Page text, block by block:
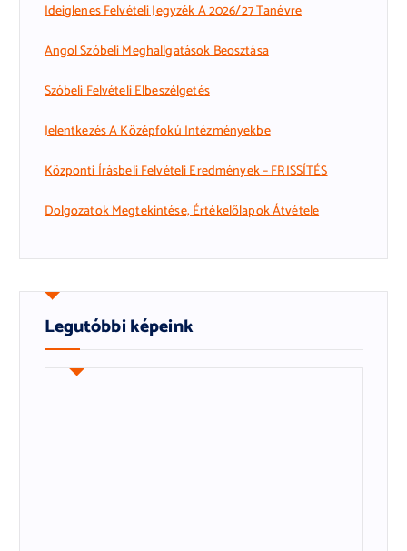
Ideiglenes Felvételi Jegyzék A 2026/27 Tanévre
Angol Szóbeli Meghallgatások Beosztása
Szóbeli Felvételi Elbeszélgetés
Jelentkezés A Középfokú Intézményekbe
Központi Írásbeli Felvételi Eredmények – FRISSÍTÉS
Dolgozatok Megtekintése, Értékelőlapok Átvétele
Legutóbbi képeink